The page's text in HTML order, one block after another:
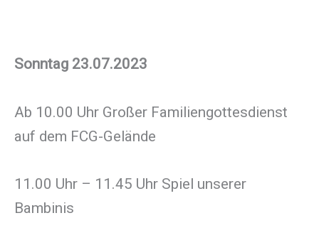
Sonntag 23.07.2023
Ab 10.00 Uhr Großer Familiengottesdienst
auf dem FCG-Gelände
11.00 Uhr – 11.45 Uhr Spiel unserer
Bambinis